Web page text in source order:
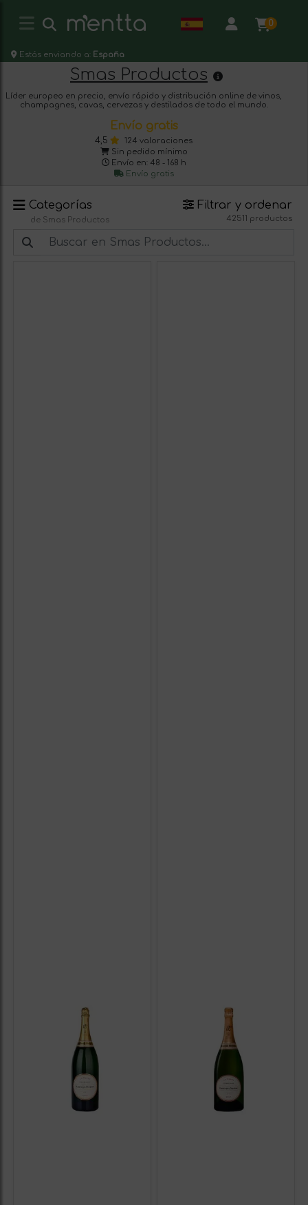
0
Estás enviando a: España
Smas Productos
Líder europeo en precio, envío rápido y distribución online de vinos,
champagnes, cavas, cervezas y destilados de todo el mundo.
Envío gratis
4,5
124 valoraciones
Sin pedido mínimo
Envío en: 48 - 168 h
Envío gratis
Categorías
de Smas Productos
Filtrar y ordenar
42511 productos